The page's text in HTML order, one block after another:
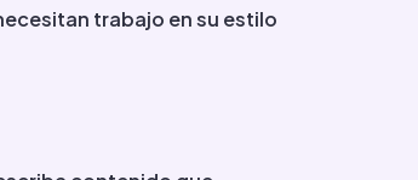
trabajo en su estilo